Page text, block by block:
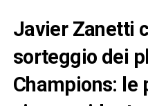
Javier Zanetti
sorteggio dei
Champions: le